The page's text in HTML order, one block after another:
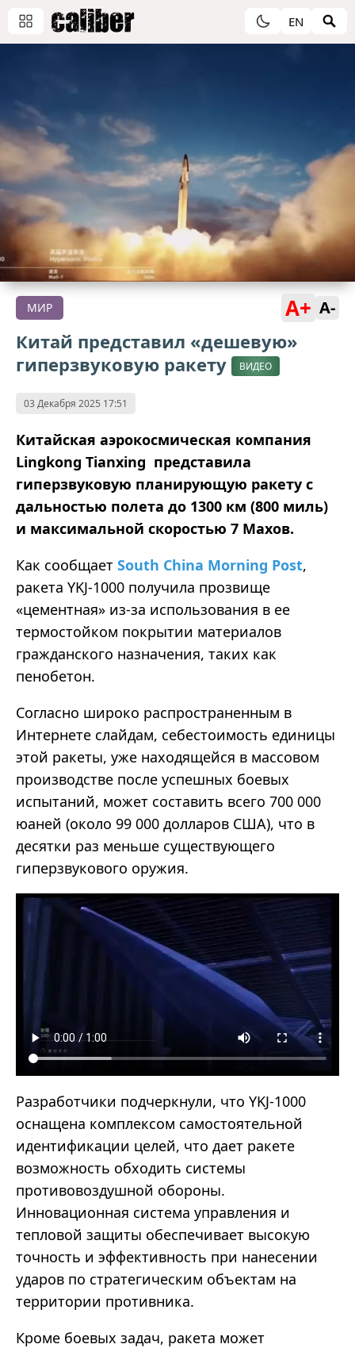
EN
МИР A+ A-
Китай представил «дешевую»
гиперзвуковую ракету
ВИДЕО
03 Декабря 2025 17:51
Китайская аэрокосмическая компания
Lingkong Tianxing представила
гиперзвуковую планирующую ракету с
дальностью полета до 1300 км (800 миль)
и максимальной скоростью 7 Махов.
Как сообщает South China Morning Post,
ракета YKJ-1000 получила прозвище
«цементная» из-за использования в ее
термостойком покрытии материалов
гражданского назначения, таких как
пенобетон.
Согласно широко распространенным в
Интернете слайдам, себестоимость единицы
этой ракеты, уже находящейся в массовом
производстве после успешных боевых
испытаний, может составить всего 700 000
юаней (около 99 000 долларов США), что в
десятки раз меньше существующего
гиперзвукового оружия.
Разработчики подчеркнули, что YKJ-1000
оснащена комплексом самостоятельной
идентификации целей, что дает ракете
возможность обходить системы
противовоздушной обороны.
Инновационная система управления и
тепловой защиты обеспечивает высокую
точность и эффективность при нанесении
ударов по стратегическим объектам на
территории противника.
Кроме боевых задач, ракета может